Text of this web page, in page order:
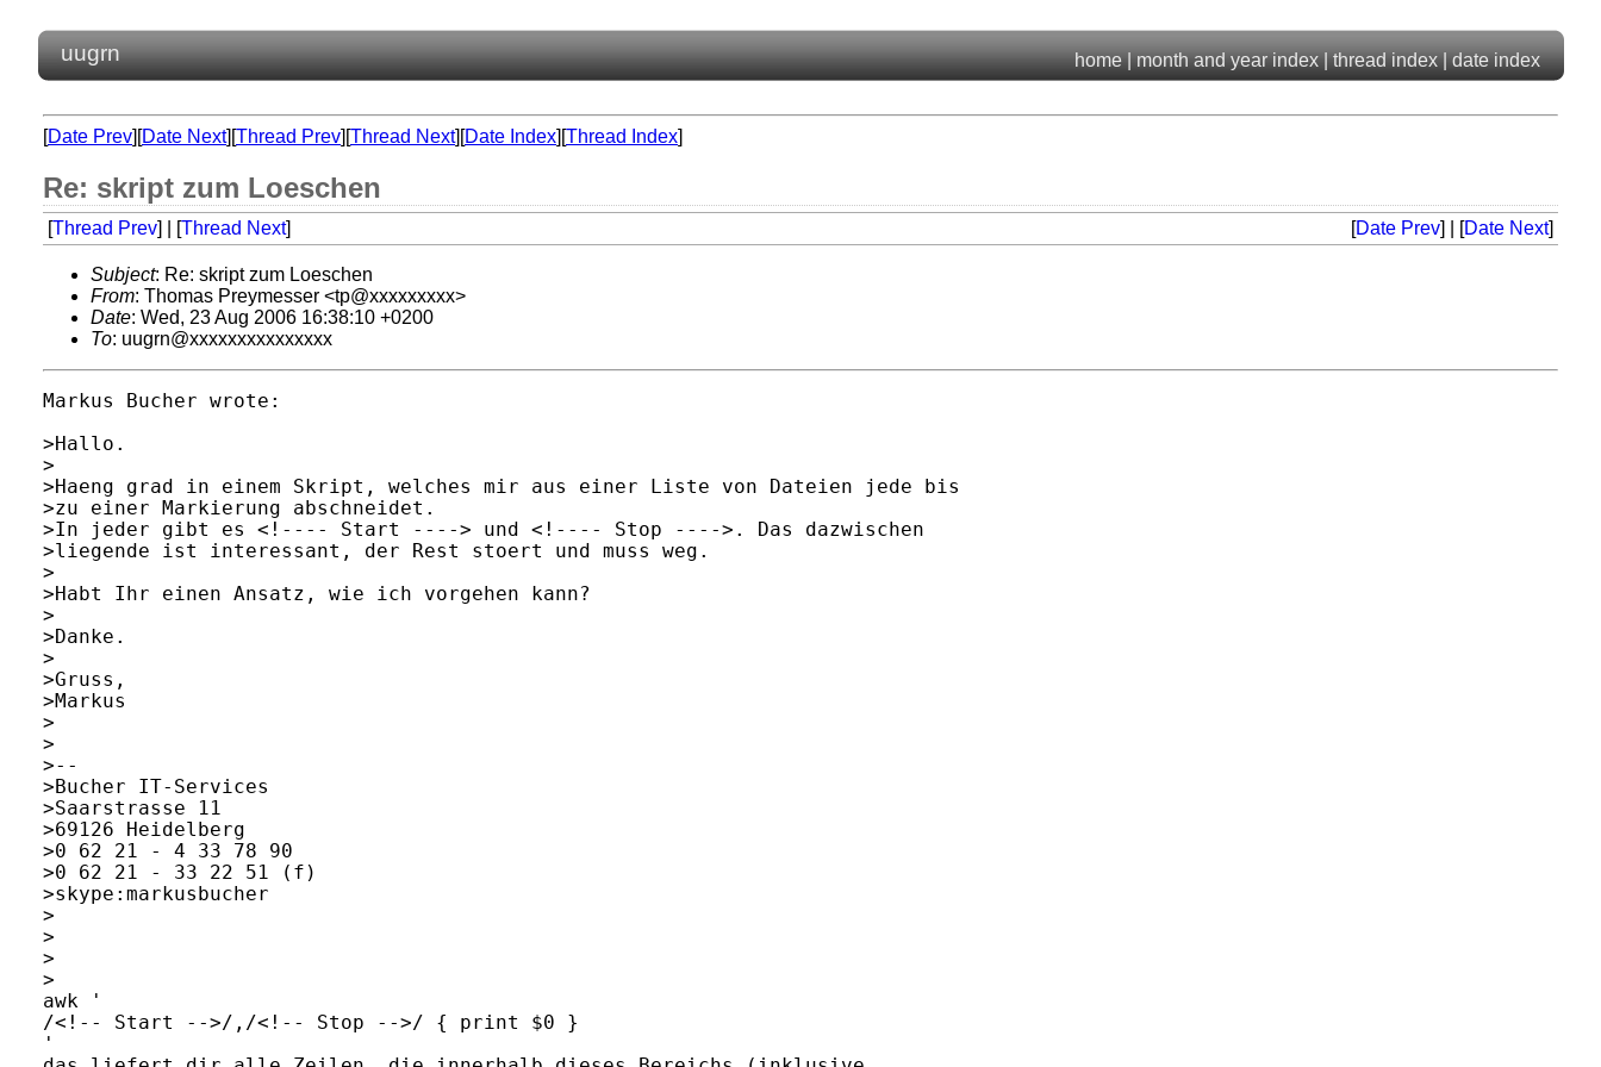
uugrn home|month and year index|thread index|date index
[Date Prev][Date Next][Thread Prev][Thread Next][Date Index][Thread Index]
Re: skript zum Loeschen
[Thread Prev] | [Thread Next] [Date Prev] | [Date Next]
Subject: Re: skript zum Loeschen
From: Thomas Preymesser <tp@xxxxxxxxx>
Date: Wed, 23 Aug 2006 16:38:10 +0200
To: uugrn@xxxxxxxxxxxxxxx
Markus Bucher wrote:
>Hallo.
>
>Haeng grad in einem Skript, welches mir aus einer Liste von Dateien jede bis
>zu einer Markierung abschneidet.
>In jeder gibt es <!---- Start ----> und <!---- Stop ---->. Das dazwischen
>liegende ist interessant, der Rest stoert und muss weg.
>
>Habt Ihr einen Ansatz, wie ich vorgehen kann?
>
>Danke.
>
>Gruss,
>Markus
>
>
>--
>Bucher IT-Services
>Saarstrasse 11
>69126 Heidelberg
>0 62 21 - 4 33 78 90
>0 62 21 - 33 22 51 (f)
>skype:markusbucher
>
>
>
>
awk '
/<!-- Start -->/,/<!-- Stop -->/ { print $0 }
'